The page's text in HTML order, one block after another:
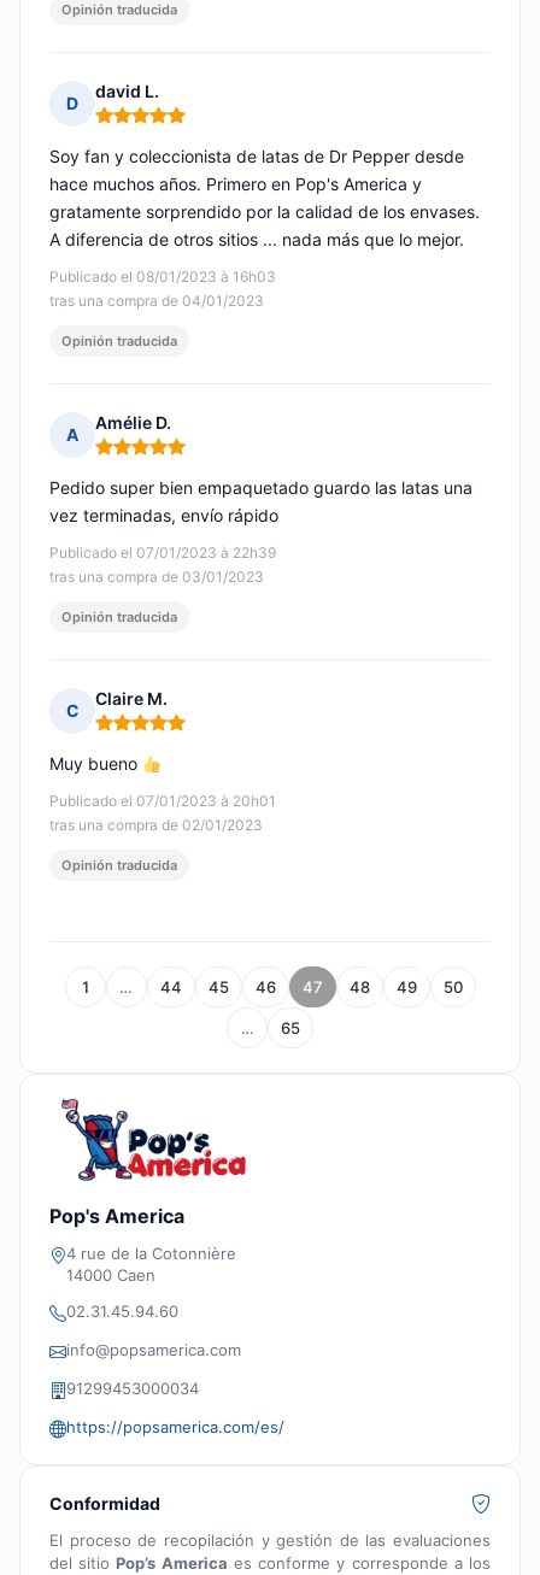
Opinión traducida
D
david L.
Nota: 5 de 5
Publicado el 08/01/2023 à 16h03
tras una compra de 04/01/2023
Soy fan y coleccionista de latas de Dr Pepper desde
hace muchos años. Primero en Pop's America y
gratamente sorprendido por la calidad de los envases.
A diferencia de otros sitios ... nada más que lo mejor.
Opinión traducida
A
Amélie D.
Nota: 5 de 5
Publicado el 07/01/2023 à 22h39
tras una compra de 03/01/2023
Pedido super bien empaquetado guardo las latas una
vez terminadas, envío rápido
Opinión traducida
C
Claire M.
Nota: 5 de 5
Publicado el 07/01/2023 à 20h01
tras una compra de 02/01/2023
Muy bueno
Opinión traducida
1 … 44 45 46 47 48 49 50
… 65
Pop's America
4 rue de la Cotonnière
14000 Caen
02.31.45.94.60
info@popsamerica.com
91299453000034
https://popsamerica.com/es/
Conformidad
El proceso de recopilación y gestión de las evaluaciones
del sitioPop’s America es conforme y corresponde a los